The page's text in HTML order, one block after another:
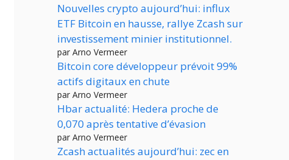
Nouvelles crypto aujourd’hui: influx
ETF Bitcoin en hausse, rallye Zcash sur
investissement minier institutionnel.
par Arno Vermeer
Bitcoin core développeur prévoit 99%
actifs digitaux en chute
par Arno Vermeer
Hbar actualité: Hedera proche de
0,070 après tentative d’évasion
par Arno Vermeer
Zcash actualités aujourd’hui: zec en